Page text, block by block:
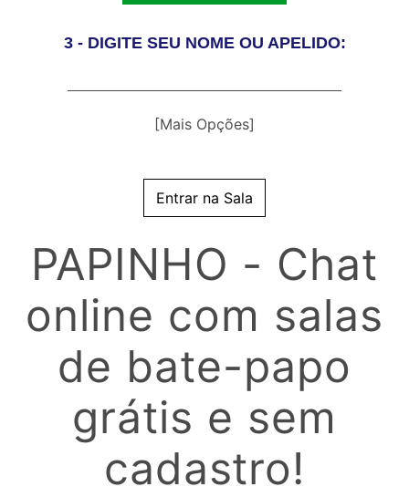
3 - DIGITE SEU NOME OU APELIDO:
[Mais Opções]
Entrar na Sala
PAPINHO - Chat
online com salas
de bate-papo
grátis e sem
cadastro!